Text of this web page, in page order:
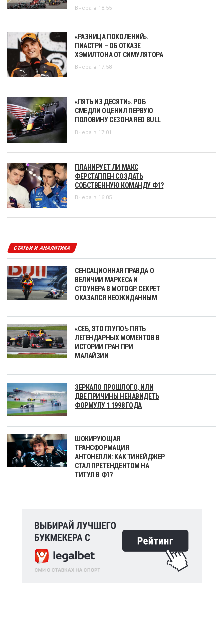
Вчера в 18:55
«РАЗНИЦА ПОКОЛЕНИЙ».
ПИАСТРИ – ОБ ОТКАЗЕ
ХЭМИЛТОНА ОТ СИМУЛЯТОРА
Вчера в 17:58
«ПЯТЬ ИЗ ДЕСЯТИ». РОБ
СМЕДЛИ ОЦЕНИЛ ПЕРВУЮ
ПОЛОВИНУ СЕЗОНА RED BULL
Вчера в 17:01
ПЛАНИРУЕТ ЛИ МАКС
ФЕРСТАППЕН СОЗДАТЬ
СОБСТВЕННУЮ КОМАНДУ Ф1?
Вчера в 16:05
СТАТЬИ И АНАЛИТИКА
СЕНСАЦИОННАЯ ПРАВДА О
ВЕЛИЧИИ МАРКЕСА И
СТОУНЕРА В MOTOGP. СЕКРЕТ
ОКАЗАЛСЯ НЕОЖИДАННЫМ
«СЕБ, ЭТО ГЛУПО!» ПЯТЬ
ЛЕГЕНДАРНЫХ МОМЕНТОВ В
ИСТОРИИ ГРАН ПРИ
МАЛАЙЗИИ
ЗЕРКАЛО ПРОШЛОГО, ИЛИ
ДВЕ ПРИЧИНЫ НЕНАВИДЕТЬ
ФОРМУЛУ 1 1998 ГОДА
ШОКИРУЮЩАЯ
ТРАНСФОРМАЦИЯ
АНТОНЕЛЛИ: КАК ТИНЕЙДЖЕР
СТАЛ ПРЕТЕНДЕНТОМ НА
ТИТУЛ В Ф1?